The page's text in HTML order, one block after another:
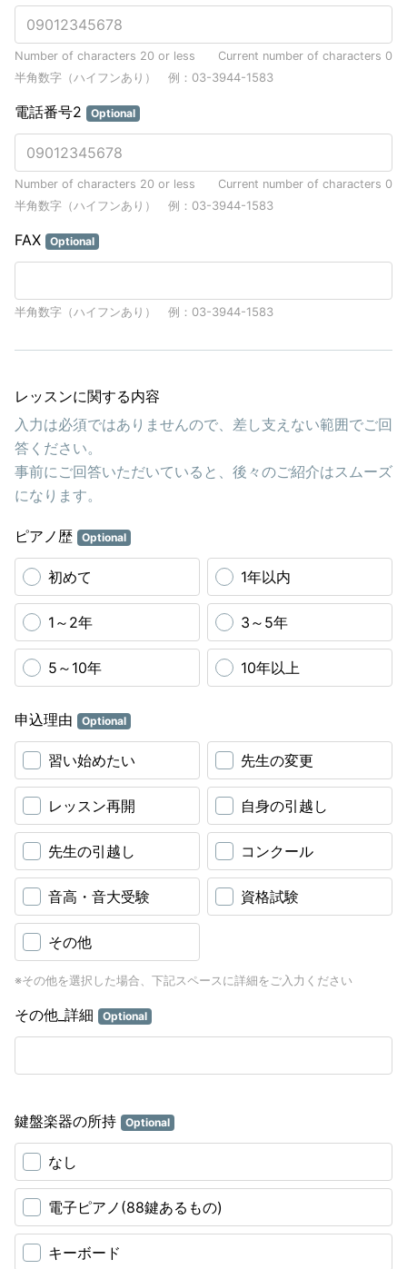
Number of characters 20 or less Current number of characters 0
半角数字（ハイフンあり） 例：03-3944-1583
電話番号2 Optional
Number of characters 20 or less Current number of characters 0
半角数字（ハイフンあり） 例：03-3944-1583
FAX Optional
半角数字（ハイフンあり） 例：03-3944-1583
レッスンに関する内容
入力は必須ではありませんので、差し支えない範囲でご回
答ください。
事前にご回答いただいていると、後々のご紹介はスムーズ
になります。
ピアノ歴 Optional
初めて 1年以内
1～2年 3～5年
5～10年 10年以上
申込理由 Optional
習い始めたい 先生の変更
レッスン再開 自身の引越し
先生の引越し コンクール
音高・音大受験 資格試験
その他
※その他を選択した場合、下記スペースに詳細をご入力ください
その他_詳細 Optional
鍵盤楽器の所持 Optional
なし
電子ピアノ(88鍵あるもの)
キーボード